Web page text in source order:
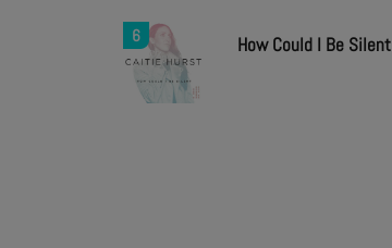
6 How Could I Be Silent